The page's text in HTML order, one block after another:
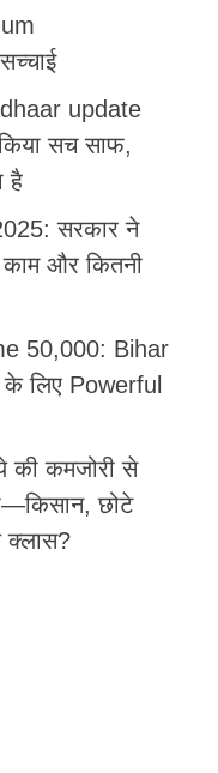
update
सच साफ,
है
सरकार ने
और कितनी
50,000: Bihar
के लिए Powerful
की कमजोरी से
छोटे
क्लास?